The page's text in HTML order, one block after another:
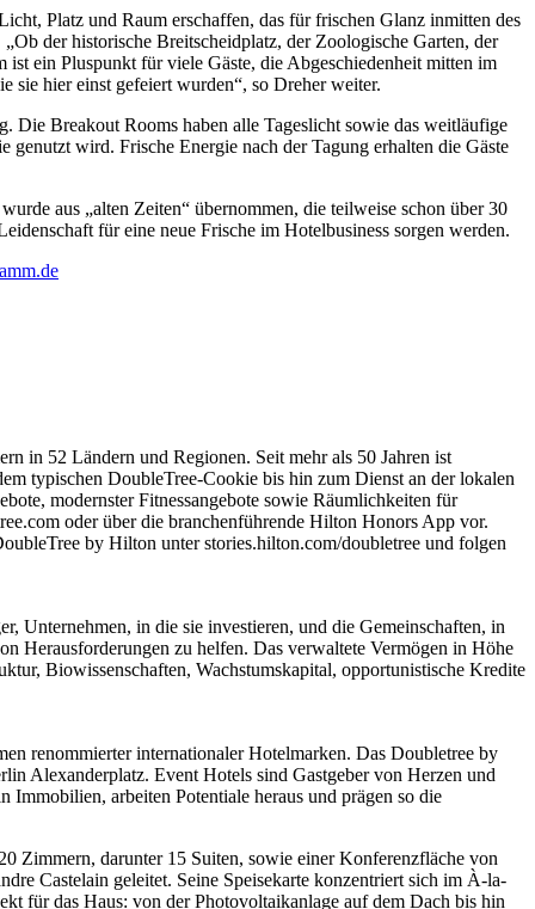
Platz und Raum erschaffen, das für frischen Glanz inmitten des
der historische Breitscheidplatz, der Zoologische Garten, der
ein Pluspunkt für viele Gäste, die Abgeschiedenheit mitten im
sie hier einst gefeiert wurden“, so Dreher weiter.
Die Breakout Rooms haben alle Tageslicht sowie das weitläufige
wird. Frische Energie nach der Tagung erhalten die Gäste
aus „alten Zeiten“ übernommen, die teilweise schon über 30
für eine neue Frische im Hotelbusiness sorgen werden.
in 52 Ländern und Regionen. Seit mehr als 50 Jahren ist
typischen DoubleTree-Cookie bis hin zum Dienst an der lokalen
modernster Fitnessangebote sowie Räumlichkeiten für
oder über die branchenführende Hilton Honors App vor.
by Hilton unter stories.hilton.com/doubletree und folgen
Unternehmen, in die sie investieren, und die Gemeinschaften, in
Herausforderungen zu helfen. Das verwaltete Vermögen in Höhe
Biowissenschaften, Wachstumskapital, opportunistische Kredite
renommierter internationaler Hotelmarken. Das Doubletree by
Alexanderplatz. Event Hotels sind Gastgeber von Herzen und
arbeiten Potentiale heraus und prägen so die
Zimmern, darunter 15 Suiten, sowie einer Konferenzfläche von
Castelain geleitet. Seine Speisekarte konzentriert sich im À-la-
für das Haus: von der Photovoltaikanlage auf dem Dach bis hin